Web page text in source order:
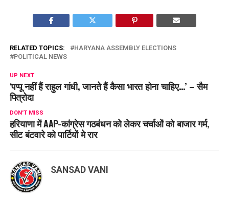
RELATED TOPICS:
HARYANA ASSEMBLY ELECTIONS
POLITICAL NEWS
UP NEXT
‘पप्पू नहीं हैं राहुल गांधी, जानते हैं कैसा भारत होना चाहिए…’ – सैम
पित्रोदा
DON'T MISS
हरियाणा में AAP-कांग्रेस गठबंधन को लेकर चर्चाओं को बाजार गर्म,
सीट बंटवारे को पार्टियों मे रार
SANSAD VANI